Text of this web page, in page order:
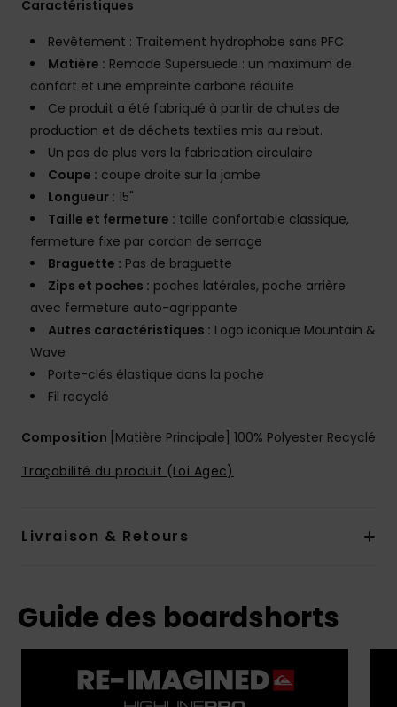
Caractéristiques
Revêtement : Traitement hydrophobe sans PFC
Matière : Remade Supersuede : un maximum de
confort et une empreinte carbone réduite
Ce produit a été fabriqué à partir de chutes de
production et de déchets textiles mis au rebut.
Un pas de plus vers la fabrication circulaire
Coupe : coupe droite sur la jambe
Longueur : 15"
Taille et fermeture : taille confortable classique,
fermeture fixe par cordon de serrage
Braguette : Pas de braguette
Zips et poches : poches latérales, poche arrière
avec fermeture auto-agrippante
Autres caractéristiques : Logo iconique Mountain &
Wave
Porte-clés élastique dans la poche
Fil recyclé
Composition [Matière Principale] 100% Polyester Recyclé
Traçabilité du produit (Loi Agec)
Livraison & Retours
Guide des boardshorts